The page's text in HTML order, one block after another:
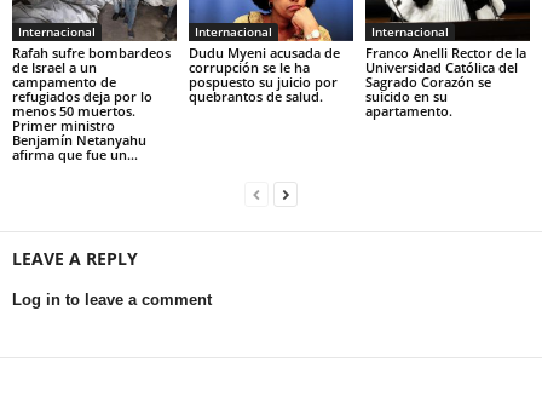
Internacional
Rafah sufre bombardeos
de Israel a un
campamento de
refugiados deja por lo
menos 50 muertos.
Primer ministro
Benjamín Netanyahu
afirma que fue un...
Internacional
Dudu Myeni acusada de
corrupción se le ha
pospuesto su juicio por
quebrantos de salud.
Internacional
Franco Anelli Rector de la
Universidad Católica del
Sagrado Corazón se
suicido en su
apartamento.
LEAVE A REPLY
Log in to leave a comment